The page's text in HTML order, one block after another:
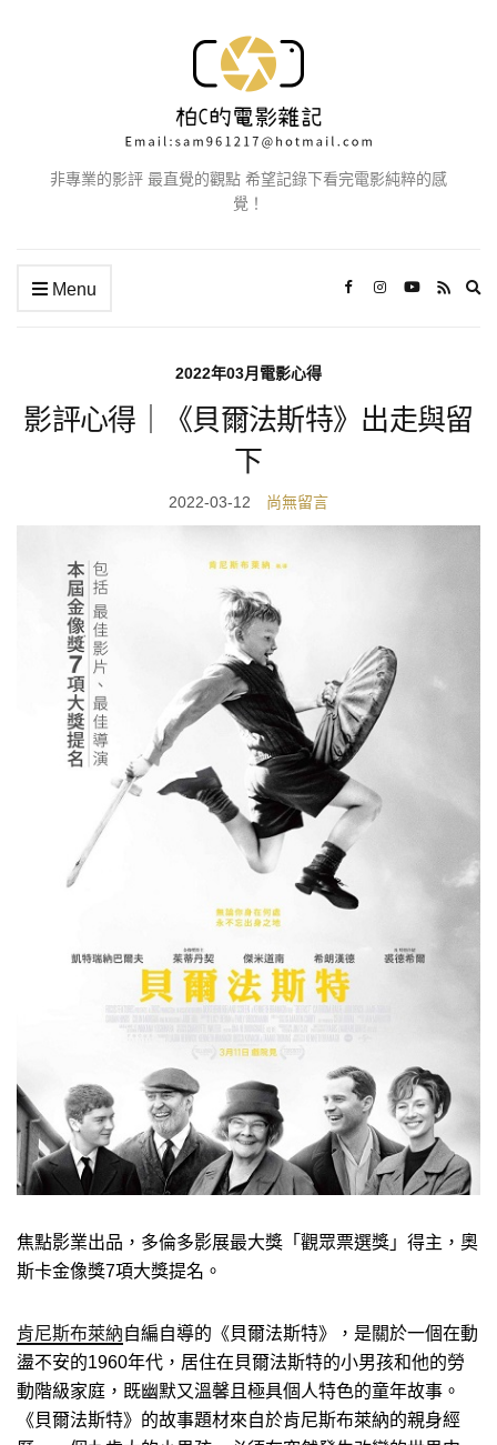
非專業的影評 最直覺的觀點 希望記錄下看完電影純粹的感
覺！
Menu
2022年03月電影心得
影評心得｜《貝爾法斯特》出走與留
下
2022-03-12 尚無留言
焦點影業出品，多倫多影展最大獎「觀眾票選獎」得主，奧
斯卡金像獎7項大獎提名。
肯尼斯布萊納自編自導的《貝爾法斯特》，是關於一個在動
盪不安的1960年代，居住在貝爾法斯特的小男孩和他的勞
動階級家庭，既幽默又溫馨且極具個人特色的童年故事。
《貝爾法斯特》的故事題材來自於肯尼斯布萊納的親身經